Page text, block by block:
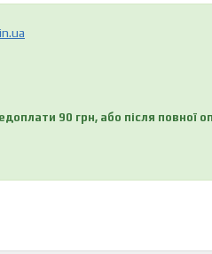
90 грн, або після